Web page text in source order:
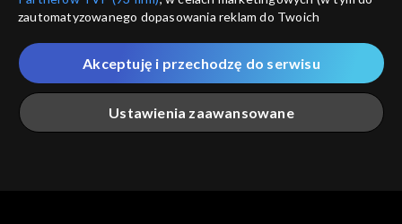
zautomatyzowanego dopasowania reklam do Twoich
które wskazujemy poniżej, a także zgody na udostępnianie
przez nas identyfikatora PPID do Google.
Twoje dane osobowe zbierane podczas odwiedzania przez
Ciebie naszych
poszczególnych serwisówzwanych dalej
„Portalem”, w tym informacje zapisywane za pomocą
Ustawienia zaawansowane
Akceptuję i przechodzę do serwisu